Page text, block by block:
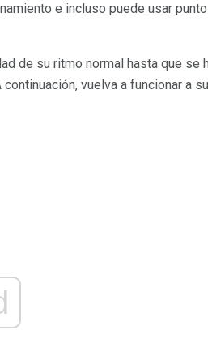
e incluso puede usar
de su ritmo normal hasta que se
vuelva a funcionar a